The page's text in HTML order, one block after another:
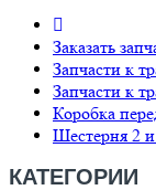
Заказать
Запчасти к
Запчасти к
Коробка
Шестерня 2
КАТЕГОРИИ